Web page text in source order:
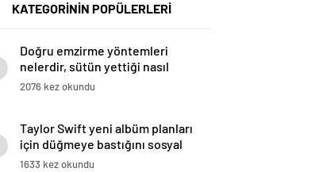
KATEGORİNİN POPÜLERLERİ
Doğru emzirme yöntemleri
nelerdir, sütün yettiği nasıl
anlaşılır?
2076 kez okundu
Taylor Swift yeni albüm planları
için düğmeye bastığını sosyal
medyadan duyurdu!
1633 kez okundu